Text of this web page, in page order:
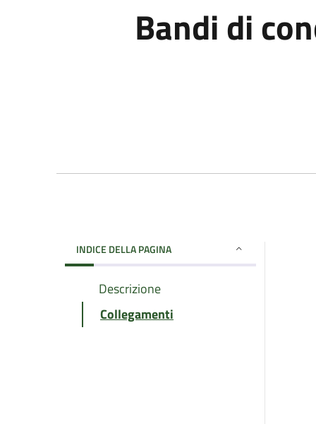
Bandi di
INDICE DELLA PAGINA
Descrizione
Collegamenti